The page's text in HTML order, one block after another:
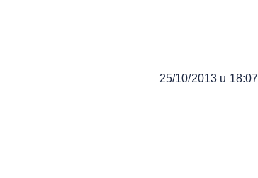
25/10/2013 u 18:07